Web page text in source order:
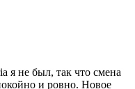
я не был, так что смена
и ровно. Новое